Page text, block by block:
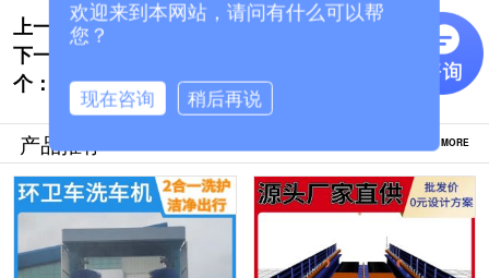
上一个: 龙门大车洗车机哪家好[隆茂鑫晟]
下一
个：
大型货车洗车设备-厂家批发价更实惠[隆茂
鑫晟]
产品推荐 MORE
欢迎来到本网站，请问有什么可以帮
您？
现在咨询 稍后再说